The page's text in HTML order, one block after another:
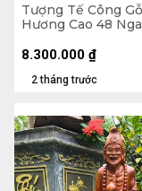
Tượng Tế Công Gỗ
Hương Cao 48
2 tháng trước
8.300.000 ₫